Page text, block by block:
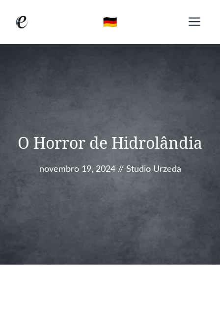
para
O Horror de Hidrolândia
novembro 19, 2024 // Studio Urzeda